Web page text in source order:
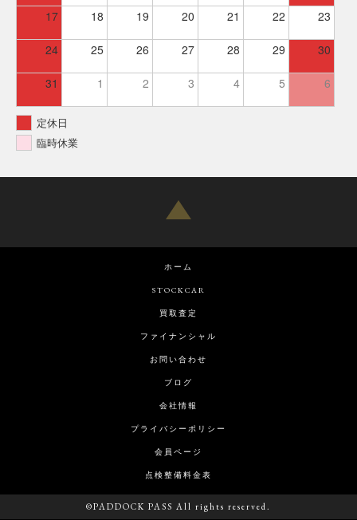
17 18 19 20 21 22 23
24 25 26 27 28 29 30
31 1 2 3 4 5 6
定休日
臨時休業
ホーム
STOCKCAR
買取査定
ファイナンシャル
お問い合わせ
ブログ
会社情報
プライバシーポリシー
会員ページ
点検整備料金表
©PADDOCK PASS All rights reserved.